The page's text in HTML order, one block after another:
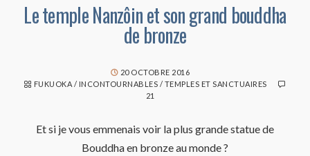
Le temple Nanzôin et son grand bouddha
de bronze
20 OCTOBRE 2016
FUKUOKA / INCONTOURNABLES / TEMPLES ET SANCTUAIRES
21
Et si je vous emmenais voir la plus grande statue de
Bouddha en bronze au monde ?